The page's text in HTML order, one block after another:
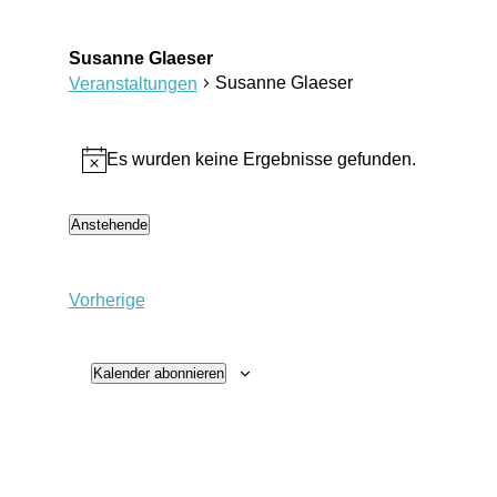
Susanne Glaeser
Veranstaltungen
Susanne Glaeser
Hinweis
Es wurden keine Ergebnisse gefunden.
Anstehende
VorherigeVeranstaltungen
Kalender abonnieren